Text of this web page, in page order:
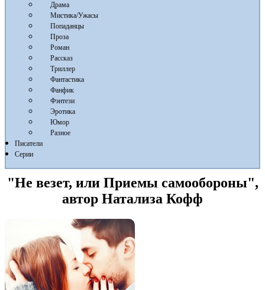
Драма
Мистика/Ужасы
Попаданцы
Проза
Роман
Рассказ
Триллер
Фантастика
Фанфик
Фэнтези
Эротика
Юмор
Разное
Писатели
Серии
"Не везет, или Приемы самообороны",
автор Натализа Кофф